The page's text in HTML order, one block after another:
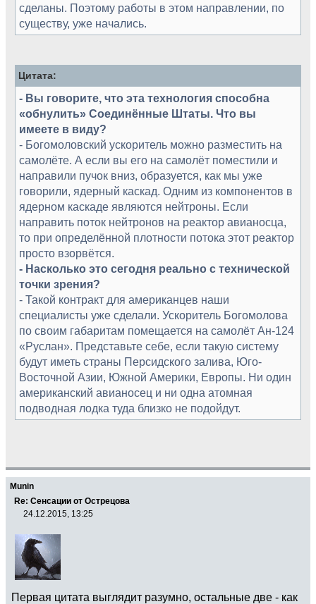
сделаны. Поэтому работы в этом направлении, по
существу, уже начались.
Цитата:
- Вы говорите, что эта технология способна
«обнулить» Соединённые Штаты. Что вы
имеете в виду?
- Богомоловский ускоритель можно разместить на
самолёте. А если вы его на самолёт поместили и
направили пучок вниз, образуется, как мы уже
говорили, ядерный каскад. Одним из компонентов в
ядерном каскаде являются нейтроны. Если
направить поток нейтронов на реактор авианосца,
то при определённой плотности потока этот реактор
просто взорвётся.
- Насколько это сегодня реально с технической
точки зрения?
- Такой контракт для американцев наши
специалисты уже сделали. Ускоритель Богомолова
по своим габаритам помещается на самолёт Ан-124
«Руслан». Представьте себе, если такую систему
будут иметь страны Персидского залива, Юго-
Восточной Азии, Южной Америки, Европы. Ни один
американский авианосец и ни одна атомная
подводная лодка туда близко не подойдут.
Munin
Re: Сенсации от Острецова
24.12.2015, 13:25
Первая цитата выглядит разумно, остальные две - как